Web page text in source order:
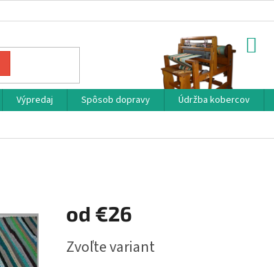
Výpredaj Spôsob dopravy Údržba kobercov
od €26
cena:
Zvoľte variant